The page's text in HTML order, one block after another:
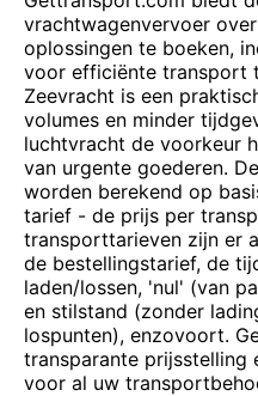
vrachtwagenvervoer
oplossingen te boeken,
voor efficiënte transport
Zeevracht is een
volumes en minder
luchtvracht de voorkeur
van urgente goederen.
worden berekend op
tarief - de prijs per
transporttarieven zijn er
de bestellingstarief, de
laden/lossen, 'nul' (van
en stilstand (zonder
lospunten), enzovoort.
transparante prijsstelling
voor al uw